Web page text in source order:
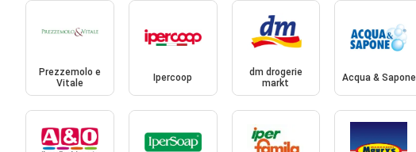
Prezzemolo e
Vitale
Ipercoop
dm drogerie
markt
Acqua & Sapone